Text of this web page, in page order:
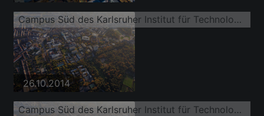
Campus Süd des Karlsruher Institut für Technologie (KIT) von Norden
26.10.2014
Campus Süd des Karlsruher Institut für Technologie (KIT) von Nordosten